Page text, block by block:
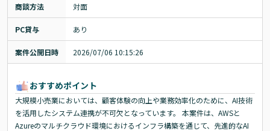
商談方法 対面
PC貸与 あり
案件公開日時 2026/07/06 10:15:26
おすすめポイント
大規模小売業においては、顧客体験の向上や業務効率化のために、AI技術
を活用したシステム連携が不可欠となっています。 本案件は、AWSと
Azureのマルチクラウド環境におけるインフラ構築を通じて、先進的なAI